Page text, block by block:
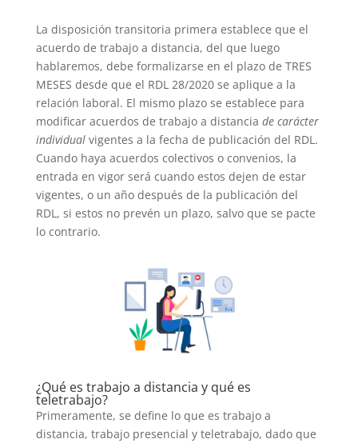
La disposición transitoria primera establece que el
acuerdo de trabajo a distancia, del que luego
hablaremos, debe formalizarse en el plazo de TRES
MESES desde que el RDL 28/2020 se aplique a la
relación laboral. El mismo plazo se establece para
modificar acuerdos de trabajo a distancia de carácter
individual vigentes a la fecha de publicación del RDL.
Cuando haya acuerdos colectivos o convenios, la
entrada en vigor será cuando estos dejen de estar
vigentes, o un año después de la publicación del
RDL, si estos no prevén un plazo, salvo que se pacte
lo contrario.
¿Qué es trabajo a distancia y qué es
teletrabajo?
Primeramente, se define lo que es trabajo a
distancia, trabajo presencial y teletrabajo, dado que